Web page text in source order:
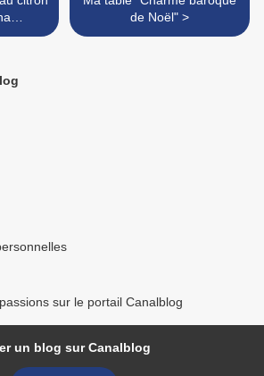
de Noël" >
sur le portail Canalblog
un blog sur Canalblog